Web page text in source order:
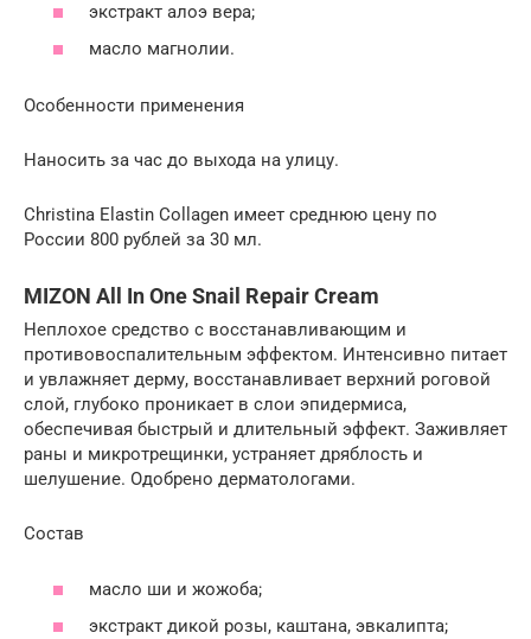
экстракт алоэ вера;
масло магнолии.
Особенности применения
Наносить за час до выхода на улицу.
Christina Elastin Collagen имеет среднюю цену по
России 800 рублей за 30 мл.
MIZON All In One Snail Repair Cream
Неплохое средство с восстанавливающим и
противовоспалительным эффектом. Интенсивно питает
и увлажняет дерму, восстанавливает верхний роговой
слой, глубоко проникает в слои эпидермиса,
обеспечивая быстрый и длительный эффект. Заживляет
раны и микротрещинки, устраняет дряблость и
шелушение. Одобрено дерматологами.
Состав
масло ши и жожоба;
экстракт дикой розы, каштана, эвкалипта;